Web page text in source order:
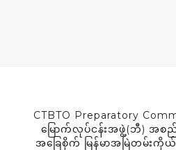
CTBTO Preparatory
မြောက်လုပ်ငန်းအဖွဲ့(ဘီ) အစ
အခြေစိုက် မြန်မာအမြဲတမ်း